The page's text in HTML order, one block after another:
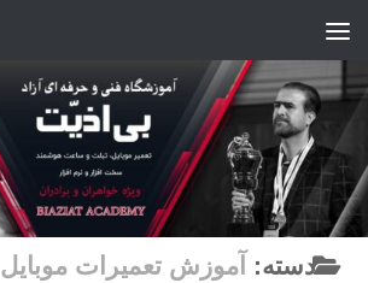
دسته: آموزش تعمیرات موبایل